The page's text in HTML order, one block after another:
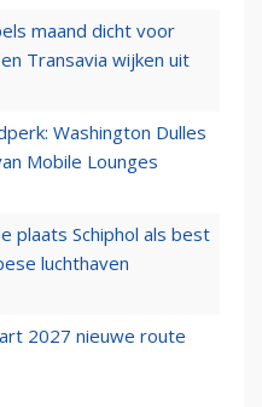
maand dicht voor
Transavia wijken uit
Washington Dulles
Mobile Lounges
plaats Schiphol als best
luchthaven
2027 nieuwe route